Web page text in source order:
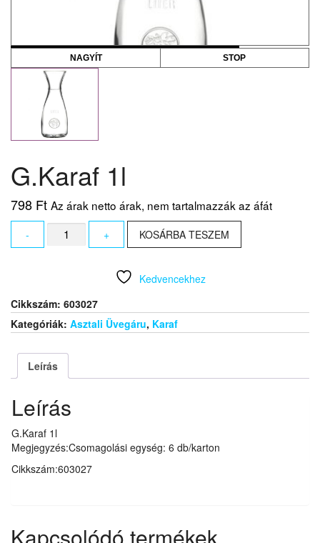
NAGYÍT STOP
G.Karaf 1l
798 Ft Az árak netto árak, nem tartalmazzák az áfát
-
G.Karaf
+ KOSÁRBA TESZEM
Kedvencekhez
Cikkszám: 603027
Kategóriák: Asztali Üvegáru, Karaf
Leírás
Leírás
G.Karaf 1l
Megjegyzés:Csomagolási egység: 6 db/karton
Cikkszám:603027